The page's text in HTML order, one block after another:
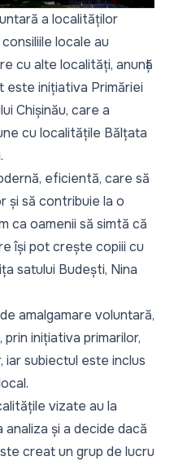
a localităților
locale au
cu alte localități, anunță
este inițiativa Primăriei
Chișinău, care a
cu localitățile Bălțata
eficientă, care să
și să contribuie la o
ca oamenii să simtă că
își pot crește copiii cu
satului Budești, Nina
amalgamare voluntară,
inițiativa primarilor,
subiectul este inclus
vizate au la
și a decide dacă
creat un grup de lucru